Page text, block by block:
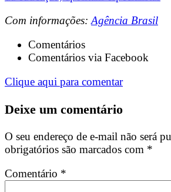
Com informações: Agência Brasil
Comentários
Comentários via Facebook
Clique aqui para comentar
Deixe um comentário
O seu endereço de e-mail não será
obrigatórios são marcados com *
Comentário *